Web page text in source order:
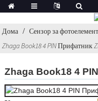
Дома
Сензор за
Zhaga Book18 4 PIN Прифатник
Zhaga Book18 4